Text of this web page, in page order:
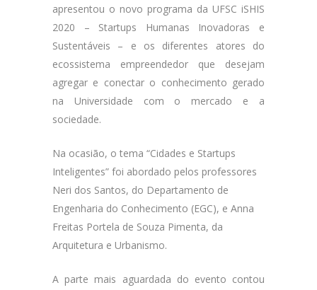
apresentou o novo programa da UFSC iSHIS
2020 – Startups Humanas Inovadoras e
Sustentáveis – e os diferentes atores do
ecossistema empreendedor que desejam
agregar e conectar o conhecimento gerado
na Universidade com o mercado e a
sociedade.
Na ocasião, o tema “Cidades e Startups
Inteligentes” foi abordado pelos professores
Neri dos Santos, do Departamento de
Engenharia do Conhecimento (EGC), e Anna
Freitas Portela de Souza Pimenta, da
Arquitetura e Urbanismo.
A parte mais aguardada do evento contou